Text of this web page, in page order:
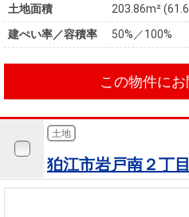
土地面積
203.86m²
建ぺい率／容積率
50%／100%
この物件に
土地
狛江市岩戸南２丁目